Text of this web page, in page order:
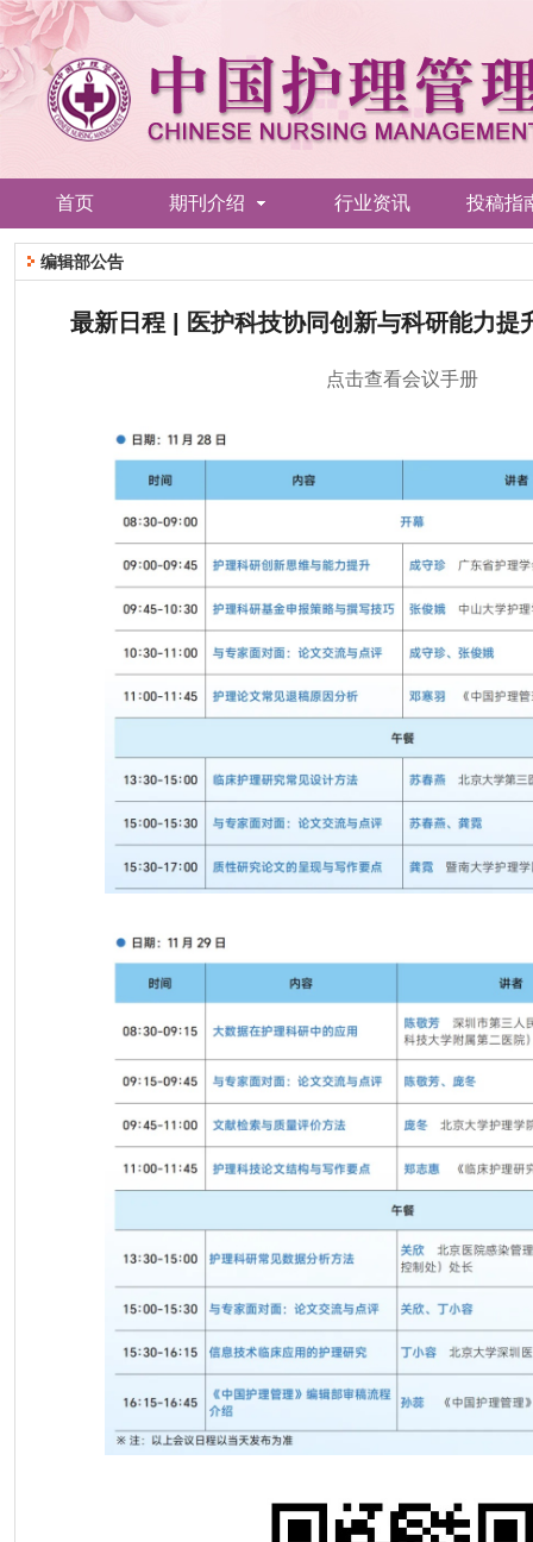
首页 期刊介绍 行业资讯 投稿指
编辑部公告
最新日程 | 医护科技协同创新与科研能力提
点击查看会议手册